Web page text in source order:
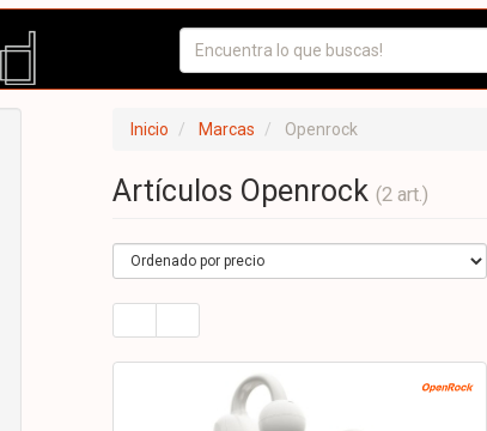
Inicio Marcas Openrock
Artículos Openrock (2 art.)